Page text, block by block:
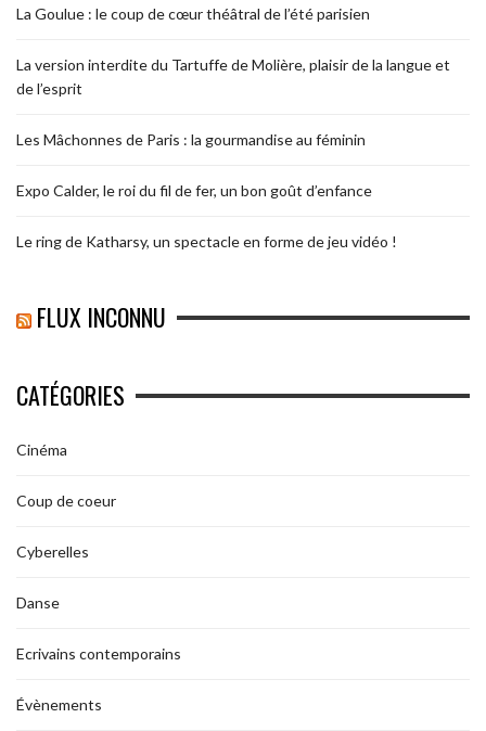
La Goulue : le coup de cœur théâtral de l’été parisien
La version interdite du Tartuffe de Molière, plaisir de la langue et
de l’esprit
Les Mâchonnes de Paris : la gourmandise au féminin
Expo Calder, le roi du fil de fer, un bon goût d’enfance
Le ring de Katharsy, un spectacle en forme de jeu vidéo !
FLUX INCONNU
CATÉGORIES
Cinéma
Coup de coeur
Cyberelles
Danse
Ecrivains contemporains
Évènements